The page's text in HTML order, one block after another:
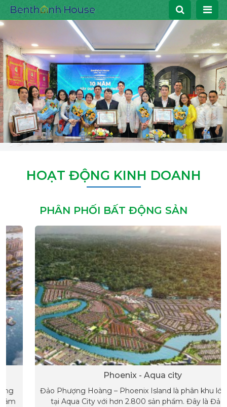
HOẠT ĐỘNG KINH DOANH
PHÂN PHỐI BẤT ĐỘNG SẢN
Phoenix - Aqua city
Đảo Phượng Hoàng – Phoenix Island là phân khu lớn nhất
tại Aqua City với hơn 2.800 sản phẩm. Đây là Đảo tự